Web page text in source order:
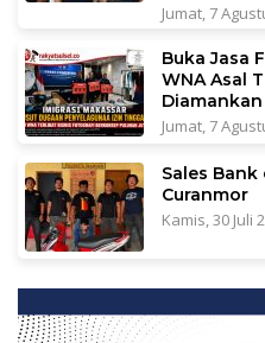
Jumat, 7
Buka Jasa
WNA Asal
Jumat, 7
Sales
Curanmor
Kamis, 30 Juli